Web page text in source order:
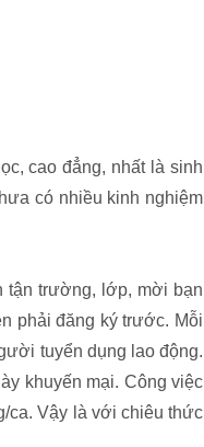
cao đẳng, nhất là sinh
có nhiều kinh nghiệm
tận trường, lớp, mời bạn
phải đăng ký trước. Mỗi
tuyển dụng lao động.
khuyến mại. Công việc
ca. Vậy là với chiêu thức